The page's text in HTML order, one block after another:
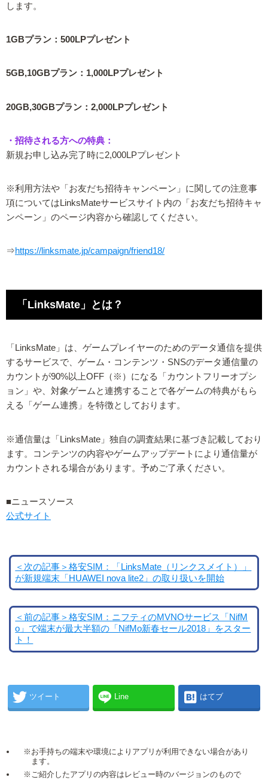
します。
1GBプラン：500LPプレゼント
5GB,10GBプラン：1,000LPプレゼント
20GB,30GBプラン：2,000LPプレゼント
・招待される方への特典：
新規お申し込み完了時に2,000LPプレゼント
※利用方法や「お友だち招待キャンペーン」に関しての注意事
項についてはLinksMateサービスサイト内の「お友だち招待キャ
ンペーン」のページ内容から確認してください。
⇒https://linksmate.jp/campaign/friend18/
「LinksMate」とは？
「LinksMate」は、ゲームプレイヤーのためのデータ通信を提供
するサービスで、ゲーム・コンテンツ・SNSのデータ通信量の
カウントが90%以上OFF（※）になる「カウントフリーオプシ
ョン」や、対象ゲームと連携することで各ゲームの特典がもら
える「ゲーム連携」を特徴としております。
※通信量は「LinksMate」独自の調査結果に基づき記載しており
ます。コンテンツの内容やゲームアップデートにより通信量が
カウントされる場合があります。予めご了承ください。
■ニュースソース
公式サイト
＜次の記事＞格安SIM：「LinksMate（リンクスメイト）」
が新規端末「HUAWEI nova lite2」の取り扱いを開始
＜前の記事＞格安SIM：ニフティのMVNOサービス「NifM
o」で端末が最大半額の「NifMo新春セール2018」をスター
ト！
ツイート Line はてブ
※お手持ちの端末や環境によりアプリが利用できない場合があり
ます。
※ご紹介したアプリの内容はレビュー時のバージョンのもので